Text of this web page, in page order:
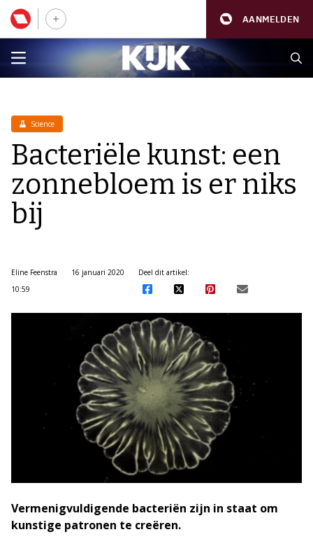
AANMELDEN
Science
Bacteriële kunst: een
zonnebloem is er niks
bij
Eline Feenstra
16 januari 2020
10:59
Deel dit artikel:
Vermenigvuldigende bacteriën zijn in staat om
kunstige patronen te creëren.